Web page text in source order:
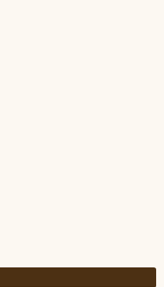
、日没までとさせて頂い
時間が空いた時に撮影さ
達を撮影は出来ておりま